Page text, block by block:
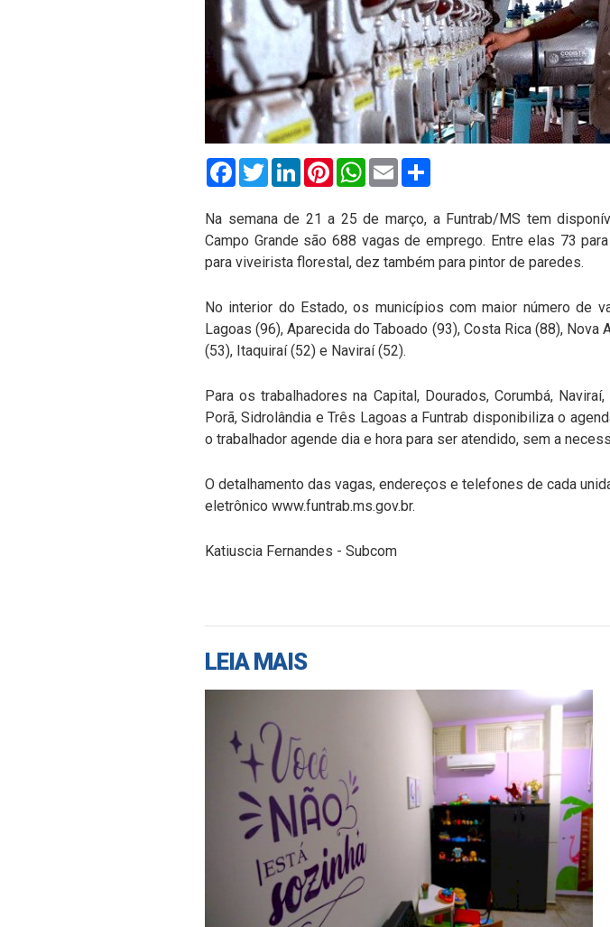
FacebookTwitterLinkedInPinterestWhatsApp
Email
Na semana de 21 a 25 de março, a Funtrab/MS tem
Campo Grande são 688 vagas de emprego. Entre elas 73
para viveirista florestal, dez também para pintor de paredes.
No interior do Estado, os municípios com maior número de
Lagoas (96), Aparecida do Taboado (93), Costa Rica (88), Nova
(53), Itaquiraí (52) e Naviraí (52).
Para os trabalhadores na Capital, Dourados, Corumbá,
Porã, Sidrolândia e Três Lagoas a Funtrab disponibiliza o
o trabalhador agende dia e hora para ser atendido, sem a
O detalhamento das vagas, endereços e telefones de cada
eletrônico www.funtrab.ms.gov.br.
Katiuscia Fernandes - Subcom
LEIA MAIS